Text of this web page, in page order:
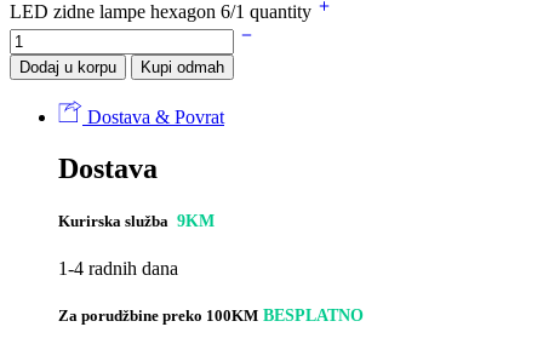
LED zidne lampe hexagon 6/1 quantity
Dodaj u korpu Kupi odmah
Dostava & Povrat
Dostava
Kurirska služba 9KM
1-4 radnih dana
Za porudžbine preko 100KM BESPLATNO